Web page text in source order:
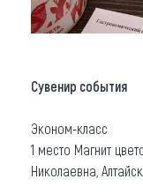
Сувенир события
Эконом-класс
1 место Магнит
Николаевна,